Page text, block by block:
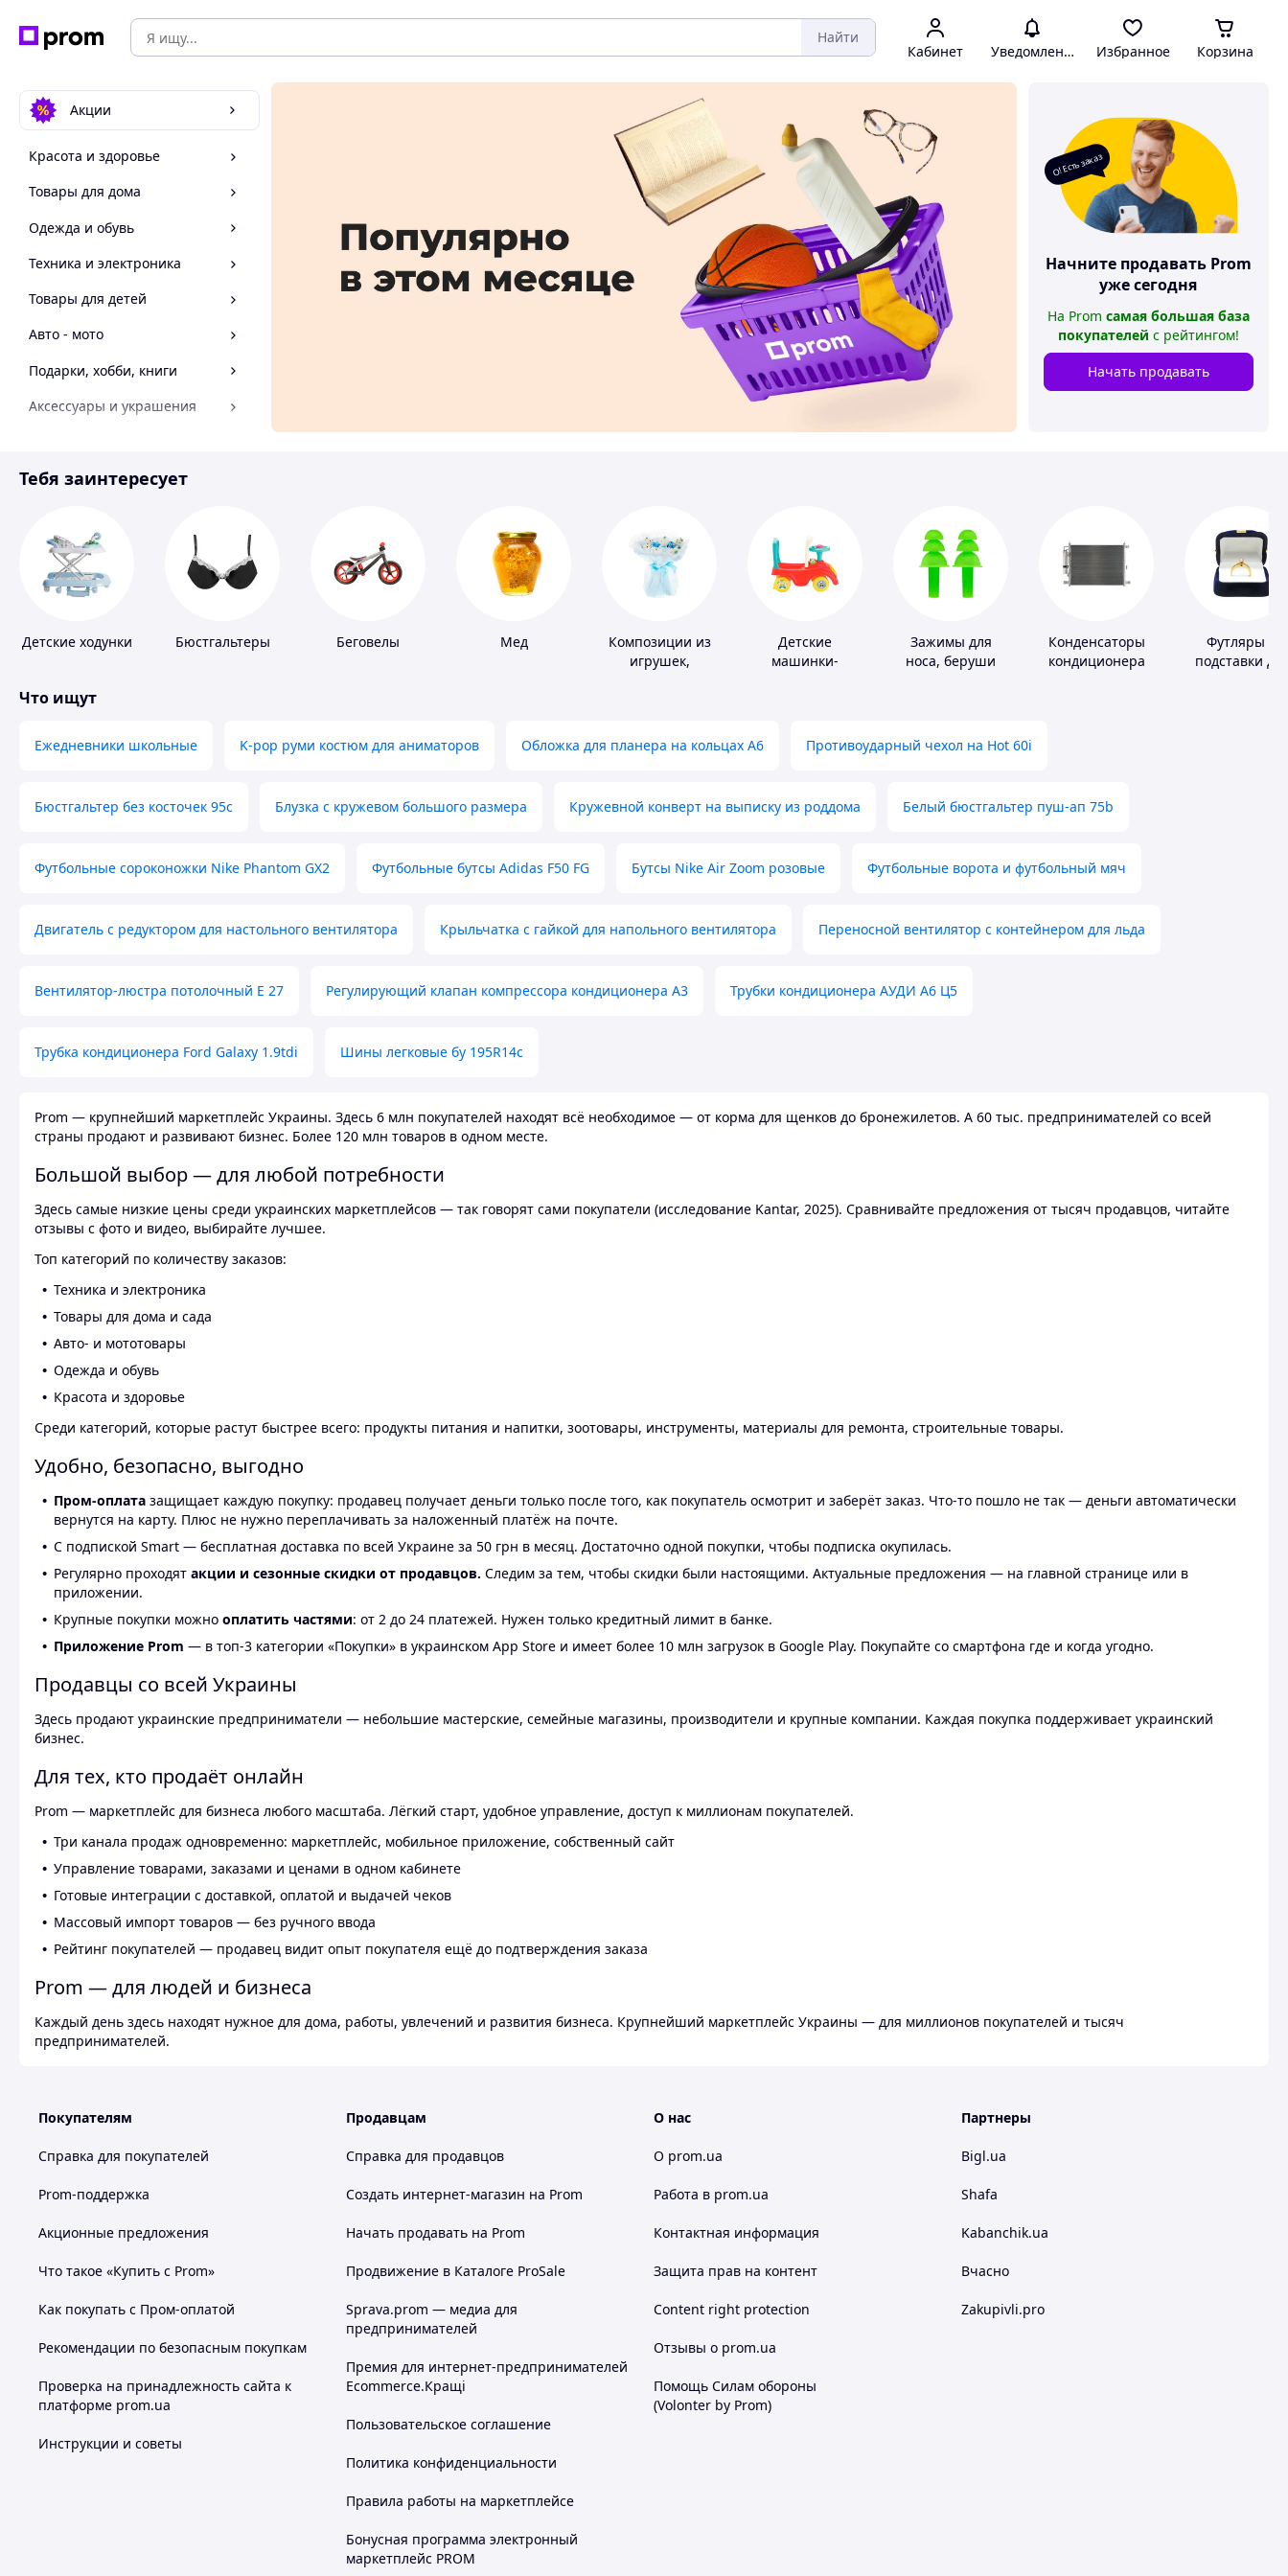
Найти
Кабинет Уведомления Избранное Корзина
Акции
Красота и здоровье
Товары для дома
Одежда и обувь
Техника и электроника
Товары для детей
Авто - мото
Подарки, хобби, книги
Аксессуары и украшения
Спорт и отдых
О! Есть заказ
Начните продавать Prom
уже сегодня
На Prom самая большая база
покупателей с рейтингом!
Начать продавать
Тебя заинтересует
Детские ходунки Бюстгальтеры Беговелы Мед
Композиции из
игрушек,
Детские
машинки-
Зажимы для
носа, беруши
Конденсаторы
кондиционера
Футляры и
подставки
Что ищут
Ежедневники школьные K-pop руми костюм для аниматоров Обложка для планера на кольцах А6 Противоударный чехол на Hot 60i
Бюстгальтер без косточек 95с Блузка с кружевом большого размера Кружевной конверт на выписку из роддома Белый бюстгальтер пуш-ап 75b
Футбольные сороконожки Nike Phantom GX2 Футбольные бутсы Adidas F50 FG Бутсы Nike Air Zoom розовые Футбольные ворота и футбольный мяч
Двигатель с редуктором для настольного вентилятора Крыльчатка с гайкой для напольного вентилятора Переносной вентилятор с контейнером для льда
Вентилятор-люстра потолочный E 27 Регулирующий клапан компрессора кондиционера А3 Трубки кондиционера АУДИ А6 Ц5
Трубка кондиционера Ford Galaxy 1.9tdi Шины легковые бу 195R14c
Prom — крупнейший маркетплейс Украины. Здесь 6 млн покупателей находят всё необходимое — от корма для щенков до бронежилетов. А 60 тыс. предпринимателей со всей
страны продают и развивают бизнес. Более 120 млн товаров в одном месте.
Большой выбор — для любой потребности
Здесь самые низкие цены среди украинских маркетплейсов — так говорят сами покупатели (исследование Kantar, 2025). Сравнивайте предложения от тысяч продавцов, читайте
отзывы с фото и видео, выбирайте лучшее.
Топ категорий по количеству заказов:
Техника и электроника
Товары для дома и сада
Авто- и мототовары
Одежда и обувь
Красота и здоровье
Среди категорий, которые растут быстрее всего: продукты питания и напитки, зоотовары, инструменты, материалы для ремонта, строительные товары.
Удобно, безопасно, выгодно
Пром-оплата защищает каждую покупку: продавец получает деньги только после того, как покупатель осмотрит и заберёт заказ. Что-то пошло не так — деньги автоматически
вернутся на карту. Плюс не нужно переплачивать за наложенный платёж на почте.
С подпиской Smart — бесплатная доставка по всей Украине за 50 грн в месяц. Достаточно одной покупки, чтобы подписка окупилась.
Регулярно проходят акции и сезонные скидки от продавцов. Следим за тем, чтобы скидки были настоящими. Актуальные предложения — на главной странице или в
приложении.
Крупные покупки можно оплатить частями: от 2 до 24 платежей. Нужен только кредитный лимит в банке.
Приложение Prom — в топ-3 категории «Покупки» в украинском App Store и имеет более 10 млн загрузок в Google Play. Покупайте со смартфона где и когда угодно.
Продавцы со всей Украины
Здесь продают украинские предприниматели — небольшие мастерские, семейные магазины, производители и крупные компании. Каждая покупка поддерживает украинский
бизнес.
Для тех, кто продаёт онлайн
Prom — маркетплейс для бизнеса любого масштаба. Лёгкий старт, удобное управление, доступ к миллионам покупателей.
Три канала продаж одновременно: маркетплейс, мобильное приложение, собственный сайт
Управление товарами, заказами и ценами в одном кабинете
Готовые интеграции с доставкой, оплатой и выдачей чеков
Массовый импорт товаров — без ручного ввода
Рейтинг покупателей — продавец видит опыт покупателя ещё до подтверждения заказа
Prom — для людей и бизнеса
Каждый день здесь находят нужное для дома, работы, увлечений и развития бизнеса. Крупнейший маркетплейс Украины — для миллионов покупателей и тысяч
предпринимателей.
Покупателям
Справка для покупателей
Prom-поддержка
Акционные предложения
Что такое «Купить с Prom»
Как покупать с Пром-оплатой
Рекомендации по безопасным покупкам
Проверка на принадлежность сайта к
платформе prom.ua
Инструкции и советы
Продавцам
Справка для продавцов
Создать интернет-магазин на Prom
Начать продавать на Prom
Продвижение в Каталоге ProSale
Sprava.prom — медиа для
предпринимателей
Премия для интернет-предпринимателей
Ecommerce.Кращі
Пользовательское соглашение
Политика конфиденциальности
Правила работы на маркетплейсе
Бонусная программа электронный
маркетплейс PROM
О нас
О prom.ua
Работа в prom.ua
Контактная информация
Защита прав на контент
Content right protection
Отзывы о prom.ua
Помощь Силам обороны
(Volonter by Prom)
Партнеры
Bigl.ua
Shafa
Kabanchik.ua
Вчасно
Zakupivli.pro